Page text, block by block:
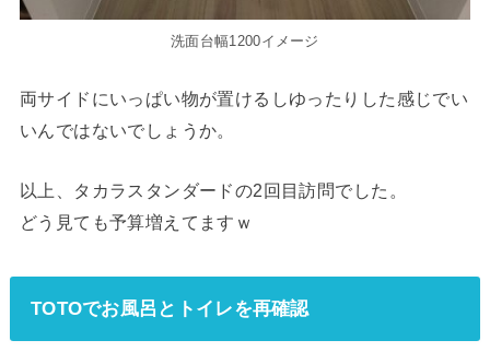
洗面台幅1200イメージ
両サイドにいっぱい物が置けるしゆったりした感じでい
いんではないでしょうか。
以上、タカラスタンダードの2回目訪問でした。
どう見ても予算増えてますｗ
TOTOでお風呂とトイレを再確認